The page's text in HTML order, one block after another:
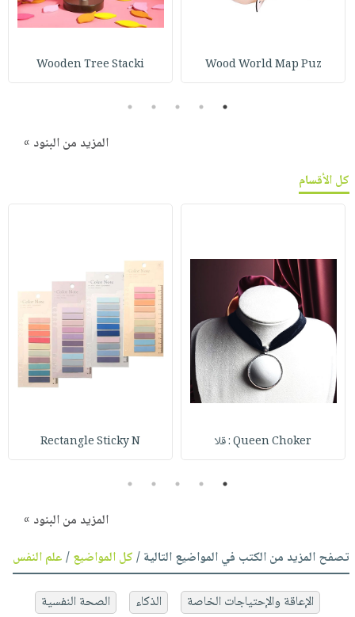
Wood World Map Puz
Wooden Tree Stacki
1
2
3
4
5
المزيد من البنود »
كل الأقسام
Queen Choker : قلا Rectangle Sticky N
1
2
3
4
5
المزيد من البنود »
تصفح المزيد من الكتب في المواضيع التالية /كل المواضيع/علم النفس
الإعاقة والإحتياجات الخاصة الذكاء
الصحة النفسية